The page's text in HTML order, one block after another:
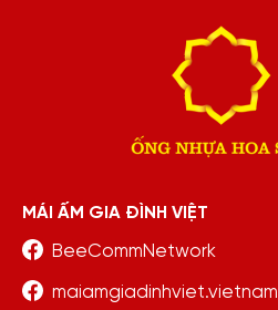
MÁI ẤM GIA ĐÌNH VIỆT
BeeCommNetwork
maiamgiadinhviet.vietnam